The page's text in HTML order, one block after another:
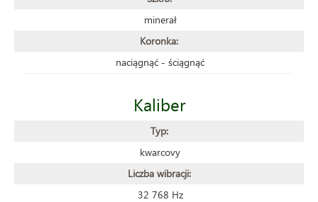
minerał
Koronka:
naciągnąć - ściągnąć
Kaliber
Typ:
kwarcovy
Liczba wibracji:
32 768 Hz